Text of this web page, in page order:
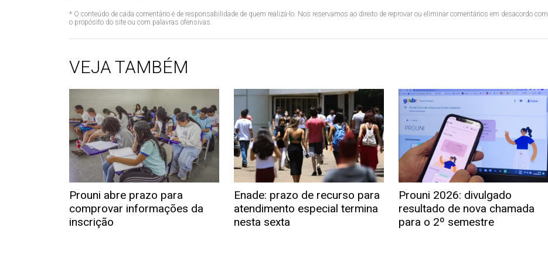
* O conteúdo de cada comentário é de responsabilidade de quem realizá-lo. Nos reservamos ao direito de reprovar ou eliminar comentários em desacordo com
o propósito do site ou com palavras ofensivas.
VEJA TAMBÉM
Prouni abre prazo para
comprovar informações da
inscrição
Enade: prazo de recurso para
atendimento especial termina
nesta sexta
Prouni 2026: divulgado
resultado de nova chamada
para o 2º semestre